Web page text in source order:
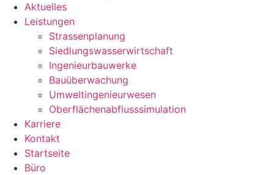
Aktuelles
Leistungen
Strassenplanung
Siedlungswasserwirtschaft
Ingenieurbauwerke
Bauüberwachung
Umweltingenieurwesen
Oberflächenabflusssimulation
Karriere
Kontakt
Startseite
Büro